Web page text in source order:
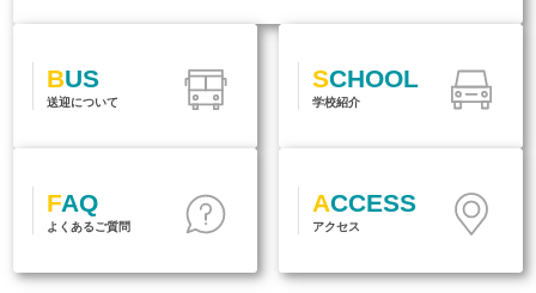
BUS
送迎について
SCHOOL
学校紹介
FAQ
よくあるご質問
ACCESS
アクセス